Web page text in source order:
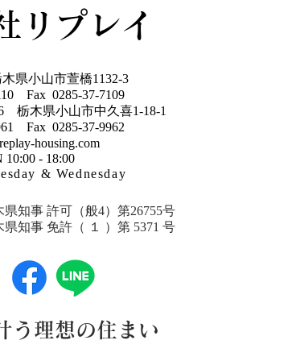
３棟限定でモ
ており、１００
Y
リプレイ
県小山市萱橋1132-3
Fax 0285-37-7109
栃木県小山市中久喜1-18-1
Fax 0285-37-9962
housing.com
10:00 - 18:00
& Wednesday
知事 許可（般4）第26755号
県知事 免許 （ １ ）第 5371 号
う理想の住まい